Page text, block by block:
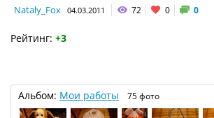
Nataly_Fox 04.03.2011 72 0 0
Рейтинг: +3
Альбом: Мои работы 75 фото